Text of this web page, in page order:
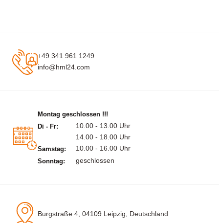
+49 341 961 1249
info@hml24.com
Montag geschlossen !!!
Di - Fr:
10.00 - 13.00 Uhr
14.00 - 18.00 Uhr
Samstag: 10.00 - 16.00 Uhr
Sonntag: geschlossen
Burgstraße 4, 04109 Leipzig, Deutschland